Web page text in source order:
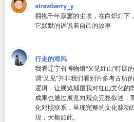
strawberry_y
拥抱千年寂寥的尘埃，在白炽灯下
它默默的诉说着自己的故事
行走的海风
我看辽宁省博物馆“又见红山”特展
谓“又见”并非我们看到许多考古所
逻辑，让展览颠覆我对红山文化的
成果也通过展览向观众完整叙述，
化对照联系，呈现完整的文化脉动
现，大概如此。